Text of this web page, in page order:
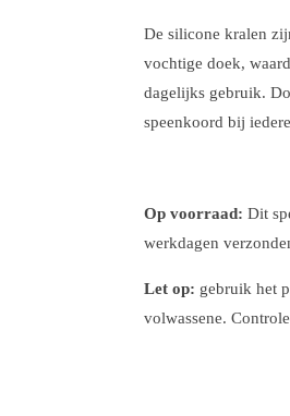
De silicone kralen
vochtige doek,
dagelijks gebruik.
speenkoord bij
Op voorraad: Dit
werkdagen
Let op: gebruik het
volwassene.